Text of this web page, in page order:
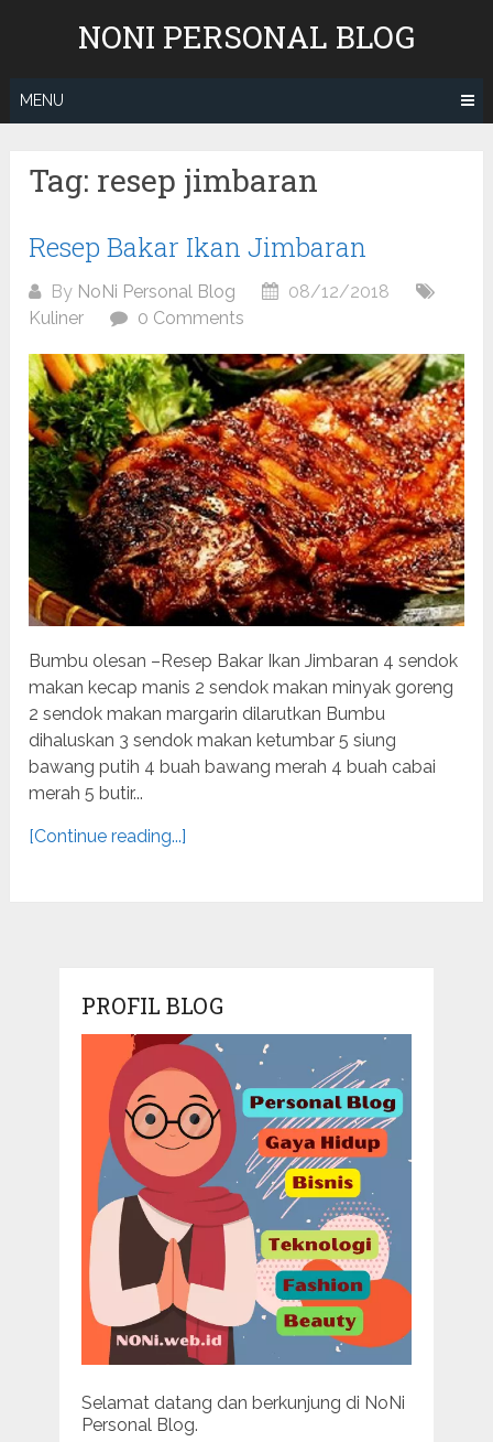
NONI PERSONAL BLOG
MENU
Tag: resep jimbaran
Resep Bakar Ikan Jimbaran
By NoNi Personal Blog
08/12/2018
Kuliner
0 Comments
Bumbu olesan –Resep Bakar Ikan Jimbaran 4 sendok
makan kecap manis 2 sendok makan minyak goreng
2 sendok makan margarin dilarutkan Bumbu
dihaluskan 3 sendok makan ketumbar 5 siung
bawang putih 4 buah bawang merah 4 buah cabai
merah 5 butir...
[Continue reading...]
PROFIL BLOG
Selamat datang dan berkunjung di NoNi
Personal Blog.